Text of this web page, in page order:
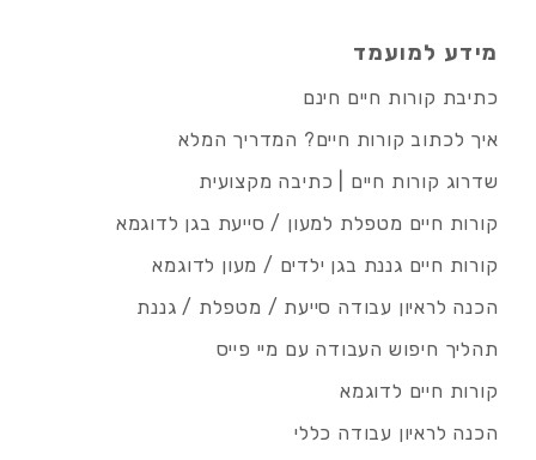
מידע למועמד
כתיבת קורות חיים חינם
איך לכתוב קורות חיים? המדריך המלא
שדרוג קורות חיים | כתיבה מקצועית
קורות חיים מטפלת למעון / סייעת בגן לדוגמא
קורות חיים גננת בגן ילדים / מעון לדוגמא
הכנה לראיון עבודה סייעת / מטפלת / גננת
תהליך חיפוש העבודה עם מיי פייס
קורות חיים לדוגמא
הכנה לראיון עבודה כללי